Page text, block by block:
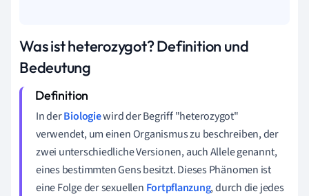
Was ist heterozygot? Definition und
Bedeutung
In derBiologiewird der Begriff "heterozygot"
verwendet, um einen Organismus zu beschreiben, der
zwei unterschiedliche Versionen, auch Allele genannt,
eines bestimmten Gens besitzt. Dieses Phänomen ist
eine Folge der sexuellen Fortpflanzung, durch die jedes